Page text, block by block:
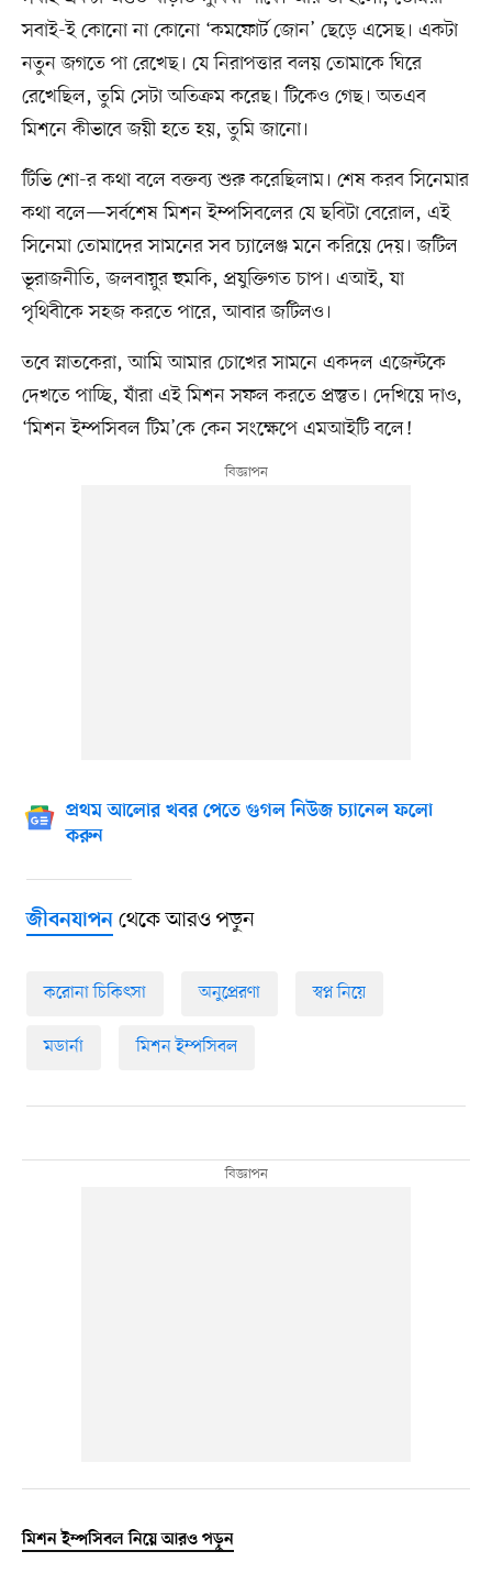
সবাই-ই কোনো না কোনো ‘কমফোর্ট জোন’ ছেড়ে এসেছ। একটা
নতুন জগতে পা রেখেছ। যে নিরাপত্তার বলয় তোমাকে ঘিরে
রেখেছিল, তুমি সেটা অতিক্রম করেছ। টিকেও গেছ। অতএব
মিশনে কীভাবে জয়ী হতে হয়, তুমি জানো।
টিভি শো-র কথা বলে বক্তব্য শুরু করেছিলাম। শেষ করব সিনেমার
কথা বলে—সর্বশেষ মিশন ইম্পসিবলের যে ছবিটা বেরোল, এই
সিনেমা তোমাদের সামনের সব চ্যালেঞ্জ মনে করিয়ে দেয়। জটিল
ভূরাজনীতি, জলবায়ুর হুমকি, প্রযুক্তিগত চাপ। এআই, যা
পৃথিবীকে সহজ করতে পারে, আবার জটিলও।
তবে স্নাতকেরা, আমি আমার চোখের সামনে একদল এজেন্টকে
দেখতে পাচ্ছি, যাঁরা এই মিশন সফল করতে প্রস্তুত। দেখিয়ে দাও,
‘মিশন ইম্পসিবল টিম’কে কেন সংক্ষেপে এমআইটি বলে!
প্রথম আলোর খবর পেতে গুগল নিউজ চ্যানেল ফলো
করুন
জীবনযাপনথেকে আরও পড়ুন
করোনা চিকিৎসা অনুপ্রেরণা স্বপ্ন নিয়ে
মডার্না মিশন ইম্পসিবল
মিশন ইম্পসিবল নিয়ে আরও পড়ুন